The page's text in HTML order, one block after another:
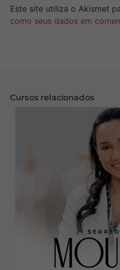
Este site utiliza o Akismet
como seus dados em
Cursos relacionados